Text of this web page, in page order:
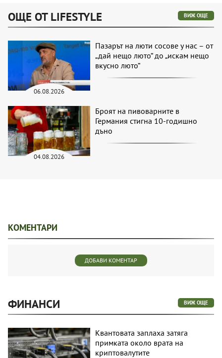
ОЩЕ ОТ LIFESTYLE ВИЖ ОЩЕ
06.08.2026
Пазарът на люти сосове у нас – от
„дай нещо люто“ до „искам нещо
вкусно люто“
04.08.2026
Броят на пивоварните в
Германия стигна 10-годишно
дъно
КОМЕНТАРИ
ДОБАВИ КОМЕНТАР
ФИНАНСИ ВИЖ ОЩЕ
Квантовата заплаха затяга
примката около врата на
криптовалутите